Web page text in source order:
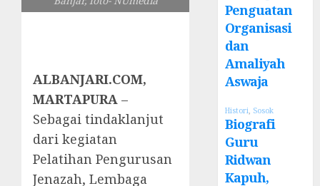
ALBANJARI.COM,
MARTAPURA –
Sebagai tindaklanjut
dari kegiatan
Pelatihan Pengurusan
Jenazah, Lembaga
Penguatan
Organisasi
dan
Amaliyah
Aswaja
Histori Sosok
Biografi
Guru
Ridwan
Kapuh,